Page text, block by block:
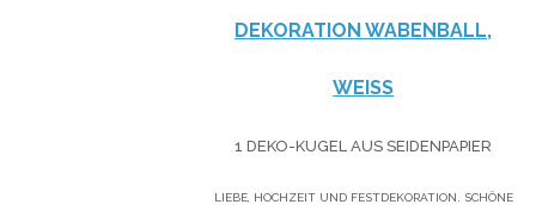
DEKORATION WABENBALL,
WEISS
1 DEKO-KUGEL AUS SEIDENPAPIER
LIEBE, HOCHZEIT UND FESTDEKORATION. SCHÖNE